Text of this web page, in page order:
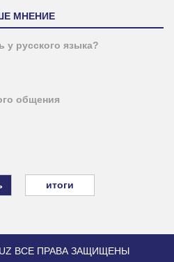
МНЕНИЕ
у русского языка?
общения
итоги
ВСЕ ПРАВА ЗАЩИЩЕНЫ